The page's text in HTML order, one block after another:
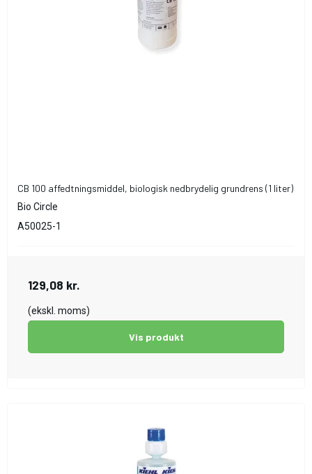
CB 100 affedtningsmiddel, biologisk nedbrydelig grundrens (1 liter)
Bio Circle
A50025-1
129,08 kr.
(ekskl. moms)
Vis produkt